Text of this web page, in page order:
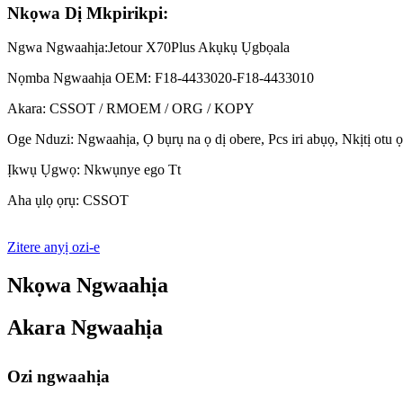
Nkọwa Dị Mkpirikpi:
Ngwa Ngwaahịa:Jetour X70Plus Akụkụ Ụgbọala
Nọmba Ngwaahịa OEM: F18-4433020-F18-4433010
Akara: CSSOT / RMOEM / ORG / KOPY
Oge Nduzi: Ngwaahịa, Ọ bụrụ na ọ dị obere, Pcs iri abụọ, Nkịtị otu
Ịkwụ Ụgwọ: Nkwụnye ego Tt
Aha ụlọ ọrụ: CSSOT
Zitere anyị ozi-e
Nkọwa Ngwaahịa
Akara Ngwaahịa
Ozi ngwaahịa